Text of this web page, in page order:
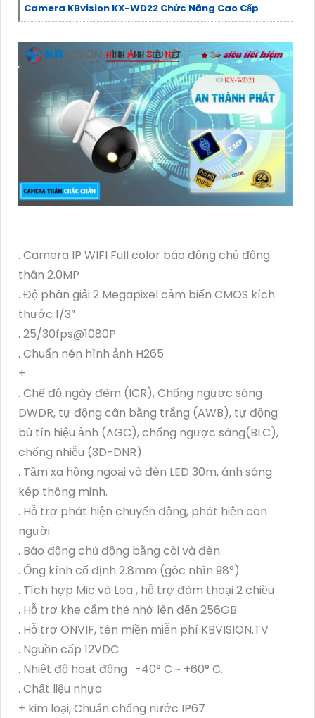
Camera KBvision KX-WD22 Chức Năng Cao Cấp
. Camera IP WIFI Full color báo động chủ động
thân 2.0MP
. Độ phân giải 2 Megapixel cảm biến CMOS kích
thước 1/3”
. 25/30fps@1080P
. Chuẩn nén hình ảnh H265
+
. Chế độ ngày đêm (ICR), Chống ngược sáng
DWDR, tự động cân bằng trắng (AWB), tự động
bù tín hiệu ảnh (AGC), chống ngược sáng(BLC),
chống nhiễu (3D-DNR).
. Tầm xa hồng ngoại và đèn LED 30m, ánh sáng
kép thông minh.
. Hỗ trợ phát hiện chuyển động, phát hiện con
người
. Báo động chủ động bằng còi và đèn.
. Ống kính cố định 2.8mm (góc nhìn 98°)
. Tích hợp Mic và Loa , hỗ trợ đàm thoại 2 chiều
. Hỗ trợ khe cắm thẻ nhớ lên đến 256GB
. Hỗ trợ ONVIF, tên miền miễn phí KBVISION.TV
. Nguồn cấp 12VDC
. Nhiệt độ hoạt động : -40° C ~ +60° C.
. Chất liệu nhựa
+ kim loại, Chuẩn chống nước IP67